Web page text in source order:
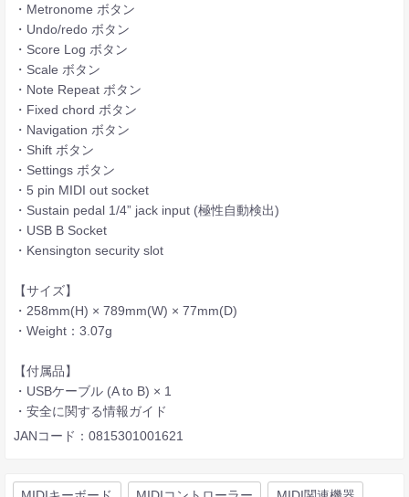
・Metronome ボタン
・Undo/redo ボタン
・Score Log ボタン
・Scale ボタン
・Note Repeat ボタン
・Fixed chord ボタン
・Navigation ボタン
・Shift ボタン
・Settings ボタン
・5 pin MIDI out socket
・Sustain pedal 1/4” jack input (極性自動検出)
・USB B Socket
・Kensington security slot
【サイズ】
・258mm(H) × 789mm(W) × 77mm(D)
・Weight：3.07g
【付属品】
・USBケーブル (A to B) × 1
・安全に関する情報ガイド
JANコード：0815301001621